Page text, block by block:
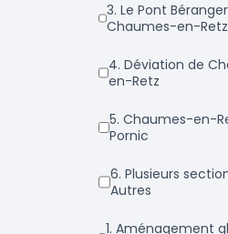
3. Le Pont Béranger <>
Chaumes-en-Retz
4. Déviation de Chaumes-
en-Retz
5. Chaumes-en-Retz <>
Pornic
6. Plusieurs sections /
Autres
1. Aménagement global de